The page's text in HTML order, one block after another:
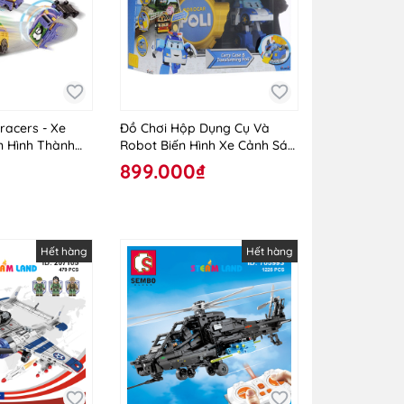
- Xe
Hình Thành
Đồ Chơi Hộp Dụng Cụ Và
Robot Biến Hình Xe Cảnh Sát
Poli 83072
899.000₫
Hết hàng Hết hàng